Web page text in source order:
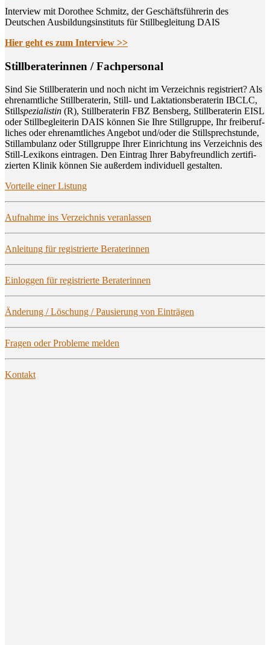
Interview mit Dorothee Schmitz, der Geschäftsführerin des
Deutschen Ausbildungsinstituts für Stillbegleitung DAIS
Hier geht es zum Interview >>
Still­be­ra­te­rin­nen / Fachpersonal
Sind Sie Still­be­ra­te­rin und noch nicht im Ver­zeich­nis regis­triert? Als
ehren­amt­li­che Still­be­ra­te­rin, Still- und Lak­ta­ti­ons­be­ra­te­rin IBCLC,
Stillspe­zia­lis­tin (R), Still­be­ra­te­rin FBZ Bens­berg, Still­be­ra­te­rin EISL
oder Still­be­glei­te­rin DAIS kön­nen Sie Ihre Still­grup­pe, Ihr frei­be­ruf­
li­ches oder ehren­amt­li­ches Ange­bot und/oder die Still­sprech­stun­de,
Still­am­bu­lanz oder Still­grup­pe Ihrer Ein­rich­tung ins Ver­zeich­nis des
Still-Lexi­kons ein­tra­gen. Den Ein­trag Ihrer Baby­freund­lich zer­ti­fi­
zier­ten Kli­nik kön­nen Sie außer­dem indi­vi­du­ell gestalten.
Vor­tei­le einer Listung
Auf­nah­me ins Ver­zeich­nis veranlassen
Anlei­tung für regis­trier­te Beraterinnen
Ein­log­gen für regis­trier­te Beraterinnen
Ände­rung / Löschung / Pau­sie­rung von Einträgen
Fra­gen oder Pro­ble­me melden
Kon­takt